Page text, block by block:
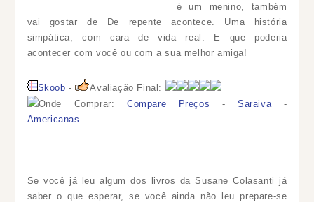
é um menino, também
vai gostar de De repente acontece. Uma história
simpática, com cara de vida real. E que poderia
acontecer com você ou com a sua melhor amiga!
Skoob -
Avaliação Final:
Onde Comprar: Compare Preços -Saraiva -
Americanas
Se você já leu algum dos livros da Susane Colasanti já
saber o que esperar, se você ainda não leu prepare-se